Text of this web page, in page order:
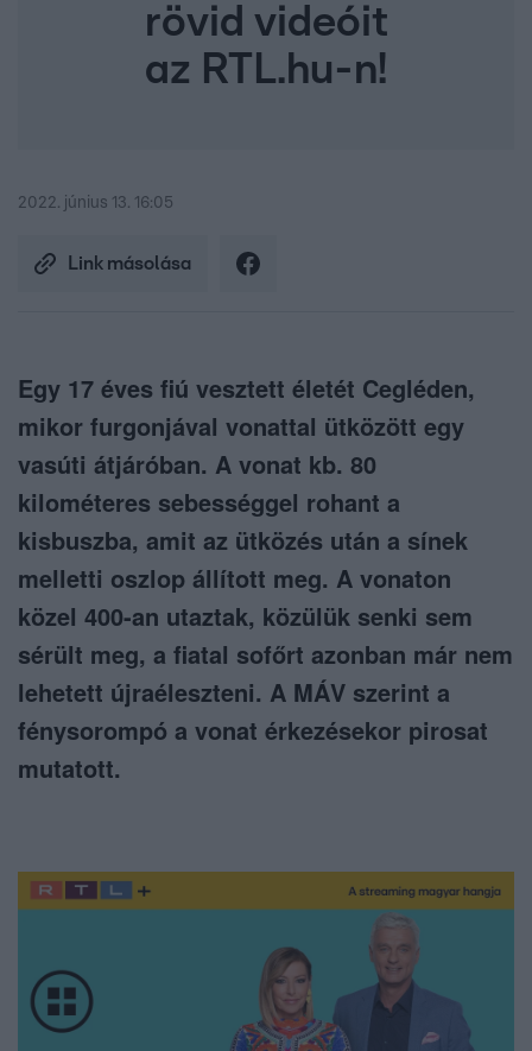
rövid videóit
az RTL.hu-n!
2022. június 13. 16:05
Link másolása
Egy 17 éves fiú vesztett életét Cegléden,
mikor furgonjával vonattal ütközött egy
vasúti átjáróban. A vonat kb. 80
kilométeres sebességgel rohant a
kisbuszba, amit az ütközés után a sínek
melletti oszlop állított meg. A vonaton
közel 400-an utaztak, közülük senki sem
sérült meg, a fiatal sofőrt azonban már nem
lehetett újraéleszteni. A MÁV szerint a
fénysorompó a vonat érkezésekor pirosat
mutatott.